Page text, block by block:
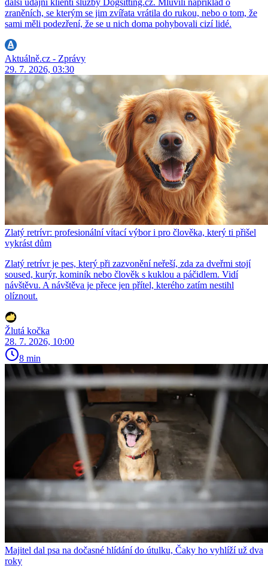
zraněních, se kterým se jim zvířata vrátila do rukou, nebo o tom, že
sami měli podezření, že se u nich doma pohybovali cizí lidé.
Aktuálně.cz - Zprávy
29. 7. 2026, 03:30
Zlatý retrívr: profesionální vítací výbor i pro člověka, který ti přišel
vykrást dům
Zlatý retrívr je pes, který při zazvonění neřeší, zda za dveřmi stojí
soused, kurýr, kominík nebo člověk s kuklou a páčidlem. Vidí
návštěvu. A návštěva je přece jen přítel, kterého zatím nestihl
olíznout.
Žlutá kočka
28. 7. 2026, 10:00
8 min
Majitel dal psa na dočasné hlídání do útulku, Čaky ho vyhlíží už dva
roky